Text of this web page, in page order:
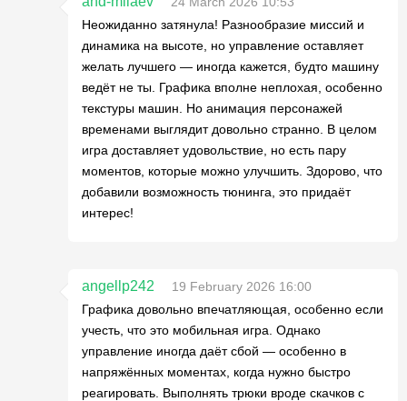
Неожиданно затянула! Разнообразие миссий и
динамика на высоте, но управление оставляет
желать лучшего — иногда кажется, будто машину
ведёт не ты. Графика вполне неплохая, особенно
текстуры машин. Но анимация персонажей
временами выглядит довольно странно. В целом
игра доставляет удовольствие, но есть пару
моментов, которые можно улучшить. Здорово, что
добавили возможность тюнинга, это придаёт
интерес!
angellp242
19 February 2026 16:00
Графика довольно впечатляющая, особенно если
учесть, что это мобильная игра. Однако
управление иногда даёт сбой — особенно в
напряжённых моментах, когда нужно быстро
реагировать. Выполнять трюки вроде скачков с